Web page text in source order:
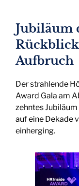
Jubiläum
Aufbruch
Der strahlende
Award Gala am
zehntes
auf eine Dekade
einherging.